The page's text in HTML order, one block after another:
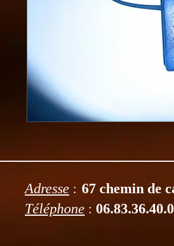
Adresse : 67 chemin de
Téléphone :